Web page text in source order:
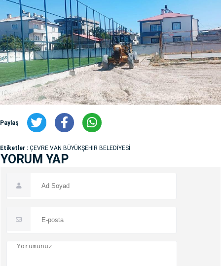
Paylaş
Etiketler : ÇEVRE VAN BÜYÜKŞEHİR BELEDİYESİ
YORUM YAP